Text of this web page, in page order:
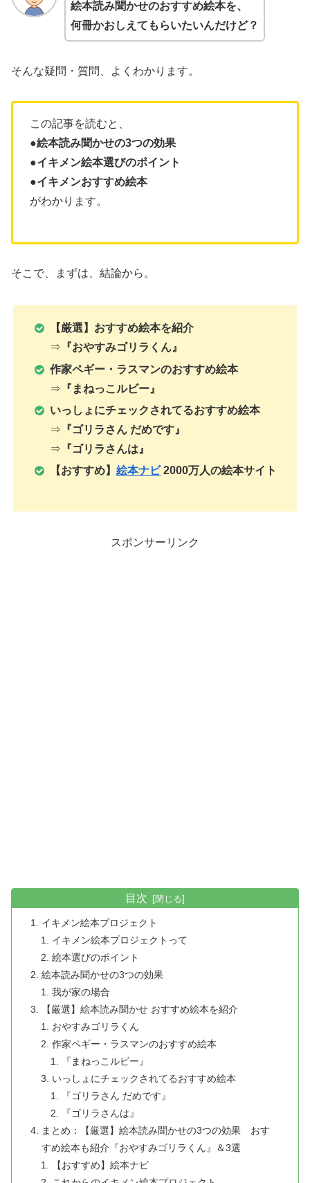
絵本読み聞かせのおすすめ絵本を、
何冊かおしえてもらいたいんだけど？
そんな疑問・質問、よくわかります。
この記事を読むと、
●絵本読み聞かせの3つの効果
●イキメン絵本選びのポイント
●イキメンおすすめ絵本
がわかります。
そこで、まずは、結論から。
【厳選】おすすめ絵本を紹介
⇒ 『おやすみゴリラくん』
作家ペギー・ラスマンのおすすめ絵本
⇒ 『まねっこルビー』
いっしょにチェックされてるおすすめ絵本
⇒ 『ゴリラさん だめです』
⇒ 『ゴリラさんは』
【おすすめ】絵本ナビ2000万人の絵本サイト
スポンサーリンク
目次
イキメン絵本プロジェクト
イキメン絵本プロジェクトって
絵本選びのポイント
絵本読み聞かせの3つの効果
我が家の場合
【厳選】絵本読み聞かせ おすすめ絵本を紹介
おやすみゴリラくん
作家ペギー・ラスマンのおすすめ絵本
『まねっこルビー』
いっしょにチェックされてるおすすめ絵本
『ゴリラさん だめです』
『ゴリラさんは』
まとめ：【厳選】絵本読み聞かせの3つの効果 おす
すめ絵本も紹介『おやすみゴリラくん』＆3選
【おすすめ】絵本ナビ